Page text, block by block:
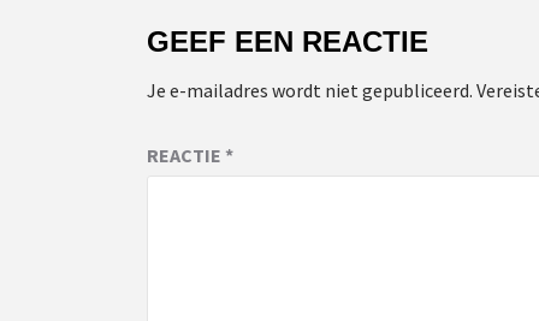
GEEF EEN REACTIE
Je e-mailadres wordt niet gepubliceerd.
REACTIE *